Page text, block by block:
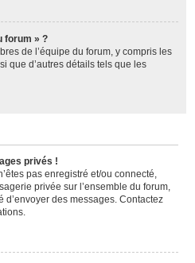
forum » ?
de l’équipe du forum, y compris les
que d’autres détails tels que les
privés !
pas enregistré et/ou connecté,
privée sur l’ensemble du forum,
d’envoyer des messages. Contactez